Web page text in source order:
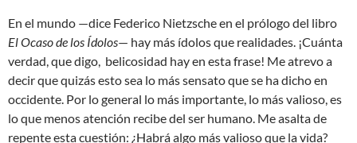
En el mundo —dice Federico Nietzsche en el prólogo del libro
El Ocaso de los Ídolos— hay más ídolos que realidades. ¡Cuánta
verdad, que digo, belicosidad hay en esta frase! Me atrevo a
decir que quizás esto sea lo más sensato que se ha dicho en
occidente. Por lo general lo más importante, lo más valioso, es
lo que menos atención recibe del ser humano. Me asalta de
repente esta cuestión: ¿Habrá algo más valioso que la vida?